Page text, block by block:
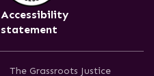
Accessibility
statement
The Grassroots Justice